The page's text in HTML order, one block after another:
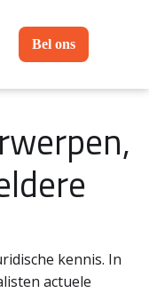
Bel ons
kennis. In
actuele